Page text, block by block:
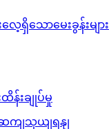
ေ့ရှိသောမေးခွန်းများ
းချုပ်မှု
ကျသှယျရနျ